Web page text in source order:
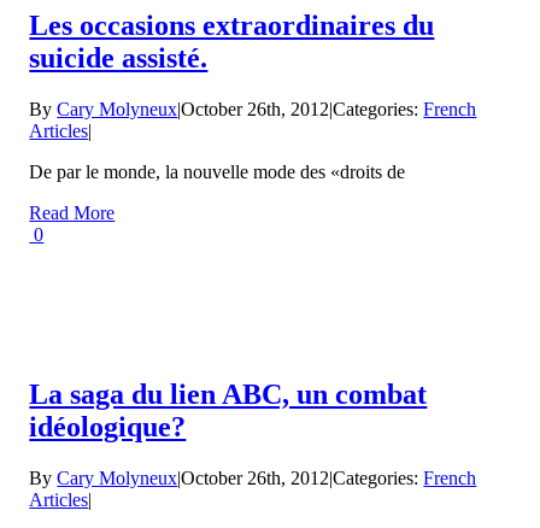
Les occasions extraordinaires du
suicide assisté.
ByCary Molyneux|October 26th, 2012|Categories:French
Articles|
De par le monde, la nouvelle mode des «droits de
Read More
0
La saga du lien ABC, un combat
idéologique?
ByCary Molyneux|October 26th, 2012|Categories:French
Articles|